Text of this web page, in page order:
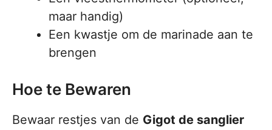
maar handig)
Een kwastje om de marinade aan te
brengen
Hoe te Bewaren
Bewaar restjes van de Gigot de sanglier